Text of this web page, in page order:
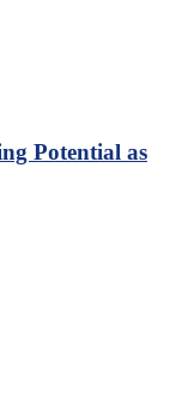
Potential as